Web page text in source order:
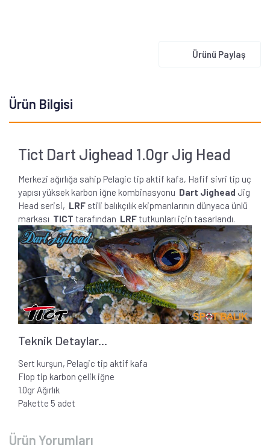
Ürünü Paylaş
Ürün Bilgisi
Tict Dart Jighead 1.0gr Jig Head
Merkezi ağırlığa sahip Pelagic tip aktif kafa, Hafif sivri tip uç
yapısı yüksek karbon iğne kombinasyonu Dart Jighead Jig
Head serisi, LRF stili balıkçılık ekipmanlarının dünyaca ünlü
markası TICT tarafından LRFtutkunları için tasarlandı.
Teknik Detaylar...
Sert kurşun, Pelagic tip aktif kafa
Flop tip karbon çelik iğne
1.0gr Ağırlık
Pakette 5 adet
Ürün Yorumları